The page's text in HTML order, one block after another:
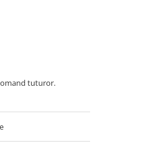
tuturor.